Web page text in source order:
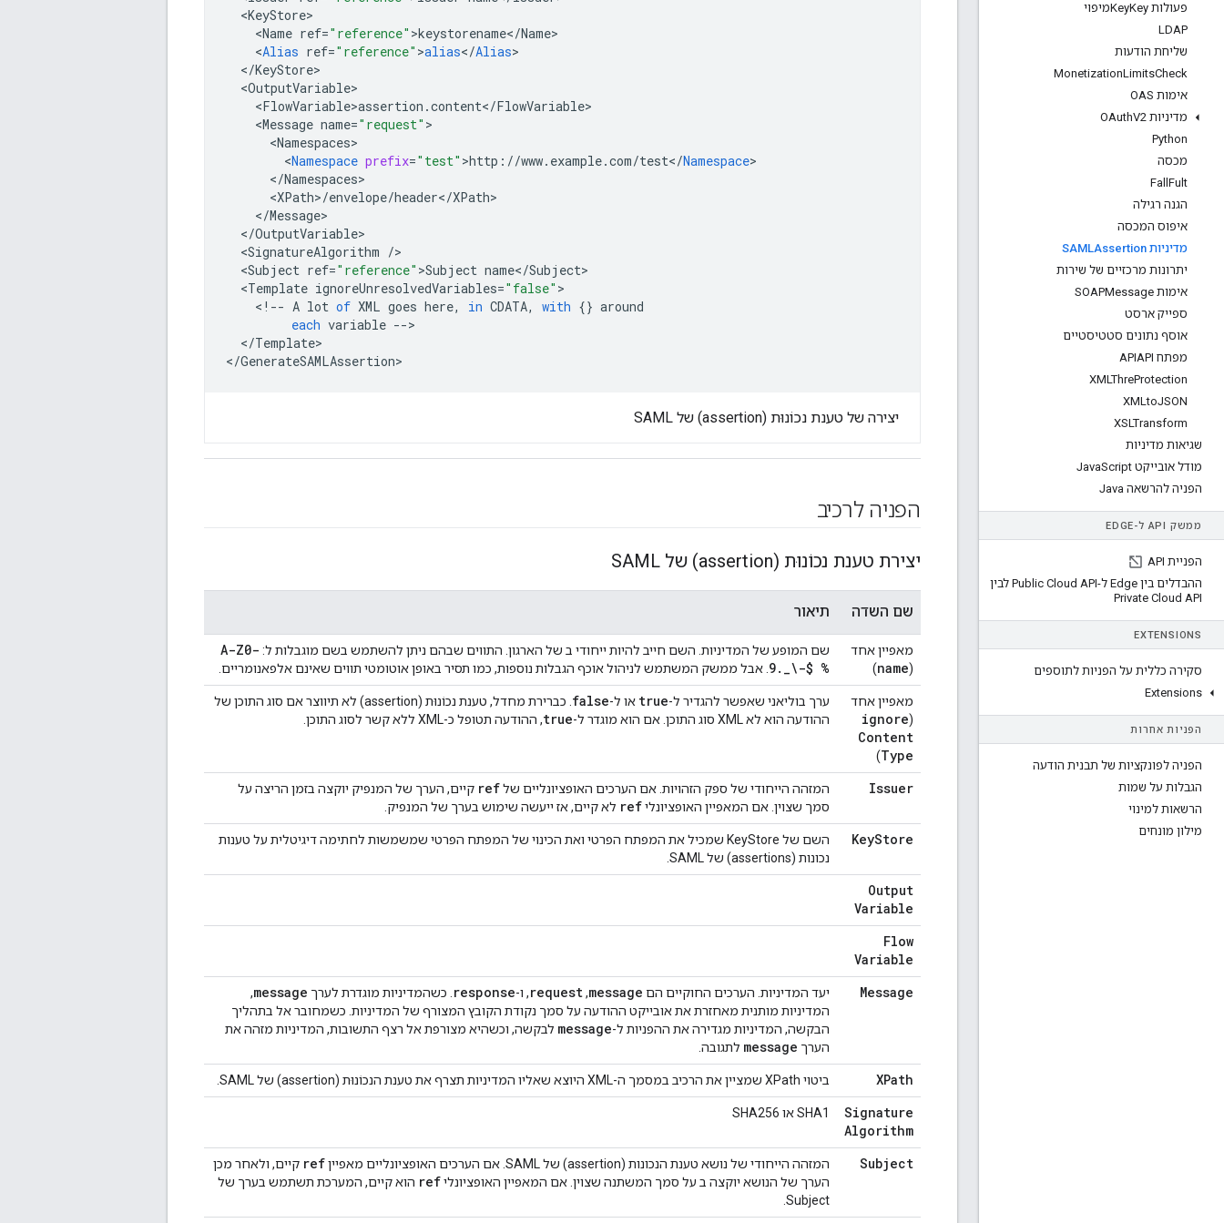
פעולות Key Keyמיפוי
LDAP
שליחת הודעות
MonetizationLimitsCheck
אימות OAS
מדיניות OAuth V2
Python
מכסה
Fall Fult
הגנה רגילה
איפוס המכסה
מדיניות SAMLAssertion
יתרונות מרכזיים של שירות
אימות SOAPMessage
ספייק ארסט
אוסף נתונים סטטיסטיים
מפתח APIAPI
XMLThreProtection
XMLtoJSON
XSLTransform
שגיאות מדיניות
מודל אובייקט Java Script
הפניה להרשאה Java
ממשק API ל-EDGE
הפניית API
ההבדלים בין Edge ל-Public Cloud API לבין
Private Cloud API
EXTENSIONS
סקירה כללית על הפניות לתוספים
Extensions
הפניות אחרות
הפניה לפונקציות של תבנית הודעה
הגבלות על שמות
הרשאות למינוי
מילון מונחים
<KeyStore
<Name ref="reference" >keystorename</Name
<Alias ref="reference" >alias</Alias
</KeyStore
<OutputVariable
<FlowVariable>assertion .content</FlowVariable
<Message name="request"
<Namespaces
<Namespace prefix="test" >http : //www. example.com/test</Namespace
</Namespaces
<XPath>/envelope/header</XPath
</Message
</OutputVariable
<SignatureAlgorithm /
<Subject ref="reference" >Subject name</Subject
<Template ignoreUnresolvedVariables="false"
< ! -- A lot of XML goes here, in CDATA, with {} around
each variable --
</Template>
</GenerateSAMLAssertion>
יצירה של טענת נכוֹנוּת (assertion) של SAML
הפניה לרכיב
יצירת טענת נכוֹנוּת (assertion) של SAML
שם השדה תיאור
מאפיין אחד
(
name
)
שם המופע של המדיניות. השם חייב להיות ייחודי ב של הארגון. התווים שבהם ניתן להשתמש בשם מוגבלות ל: A-Z0-
9. _\-$ % . אבל ממשק המשתמש לניהול אוכף הגבלות נוספות, כמו תסיר באופן אוטומטי תווים שאינם אלפאנומריים.
מאפיין אחד
(
ignore
Content
Type
)
ערך בוליאני שאפשר להגדיר ל-true או ל-false
. כברירת מחדל, טענת נכוֹנוּת (assertion) לא תיווצר אם סוג התוכן של
ההודעה הוא לא XML סוג התוכן. אם הוא מוגדר ל-
true, ההודעה תטופל כ-XML ללא קשר לסוג התוכן.
Issuer המזהה הייחודי של ספק הזהויות. אם הערכים האופציונליים שלref קיים, הערך של המנפיק יוקצה בזמן הריצה על
סמך שצוין. אם המאפיין האופציונליref לא קיים, אז ייעשה שימוש בערך של המנפיק.
KeyStore
השם של KeyStore שמכיל את המפתח הפרטי ואת הכינוי של המפתח הפרטי שמשמשות לחתימה דיגיטלית על טענות
נכונות (assertions) של SAML.
Output
Variable
Flow
Variable
Message
יעד המדיניות. הערכים החוקיים הם message
,
request, ו-response . כשהמדיניות מוגדרת לערך message
,
המדיניות מותנית מאחזרת את אובייקט ההודעה על סמך נקודת הקובץ המצורף של המדיניות. כשמחובר אל בתהליך
הבקשה, המדיניות מגדירה את ההפניות ל-message לבקשה, וכשהיא מצורפת אל רצף התשובות, המדיניות מזהה את
הערך message לתגובה.
XPath ביטוי XPath שמציין את הרכיב במסמך ה-XML היוצא שאליו המדיניות תצרף את טענת הנכוֹנוּת (assertion) של SAML.
Signature
Algorithm
SHA1 או SHA256
Subject המזהה הייחודי של נושא טענת הנכונות (assertion) של SAML. אם הערכים האופציונליים מאפיין ref קיים, ולאחר מכן
הערך של הנושא יוקצה ב על סמך המשתנה שצוין. אם המאפיין האופציונליref הוא קיים, המערכת תשתמש בערך של
Subject.